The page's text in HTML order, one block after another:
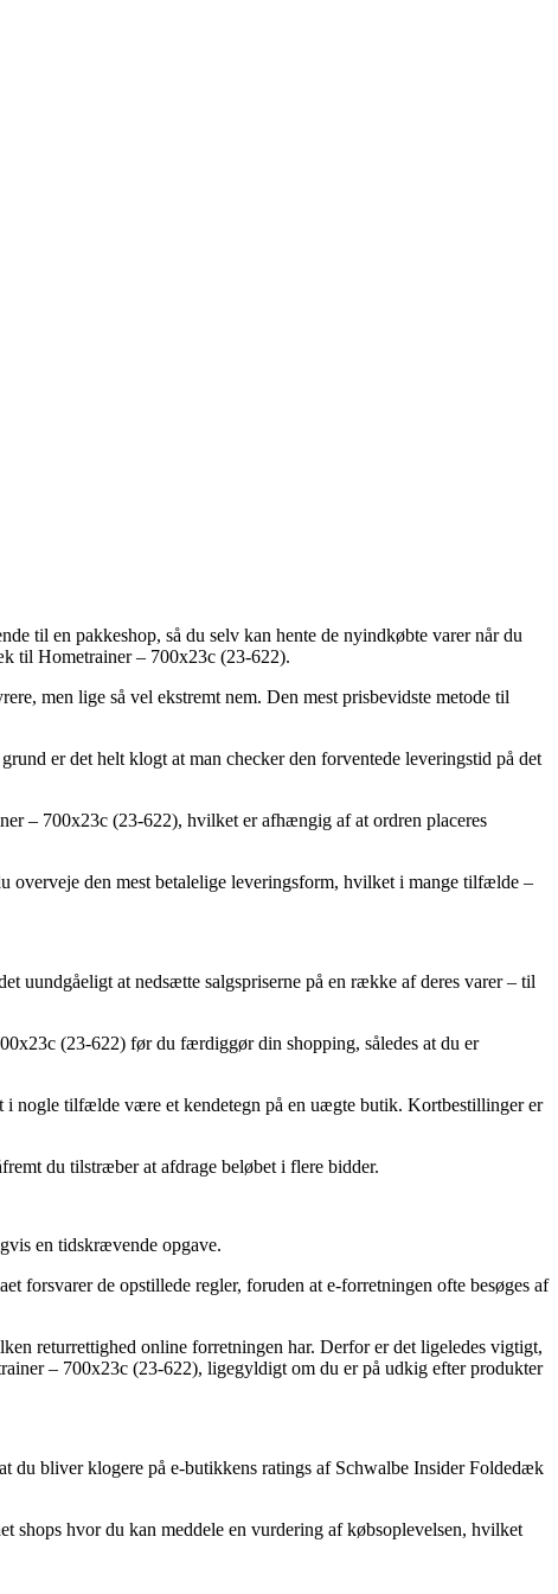
til en pakkeshop, så du selv kan hente de nyindkøbte varer når du
til Hometrainer – 700x23c (23-622).
men lige så vel ekstremt nem. Den mest prisbevidste metode til
er det helt klogt at man checker den forventede leveringstid på det
– 700x23c (23-622), hvilket er afhængig af at ordren placeres
overveje den mest betalelige leveringsform, hvilket i mange tilfælde –
uundgåeligt at nedsætte salgspriserne på en række af deres varer – til
(23-622) før du færdiggør din shopping, således at du er
i nogle tilfælde være et kendetegn på en uægte butik. Kortbestillinger er
du tilstræber at afdrage beløbet i flere bidder.
en tidskrævende opgave.
forsvarer de opstillede regler, foruden at e-forretningen ofte besøges af
returrettighed online forretningen har. Derfor er det ligeledes vigtigt,
– 700x23c (23-622), ligegyldigt om du er på udkig efter produkter
du bliver klogere på e-butikkens ratings af Schwalbe Insider Foldedæk
shops hvor du kan meddele en vurdering af købsoplevelsen, hvilket